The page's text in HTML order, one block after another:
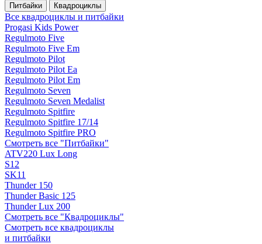
Питбайки Квадроциклы
Все квадроциклы и питбайки
Progasi Kids Power
Regulmoto Five
Regulmoto Five Em
Regulmoto Pilot
Regulmoto Pilot Ea
Regulmoto Pilot Em
Regulmoto Seven
Regulmoto Seven Medalist
Regulmoto Spitfire
Regulmoto Spitfire 17/14
Regulmoto Spitfire PRO
Смотреть все "Питбайки"
ATV220 Lux Long
S12
SK11
Thunder 150
Thunder Basic 125
Thunder Lux 200
Смотреть все "Квадроциклы"
Смотреть все квадроциклы
и питбайки